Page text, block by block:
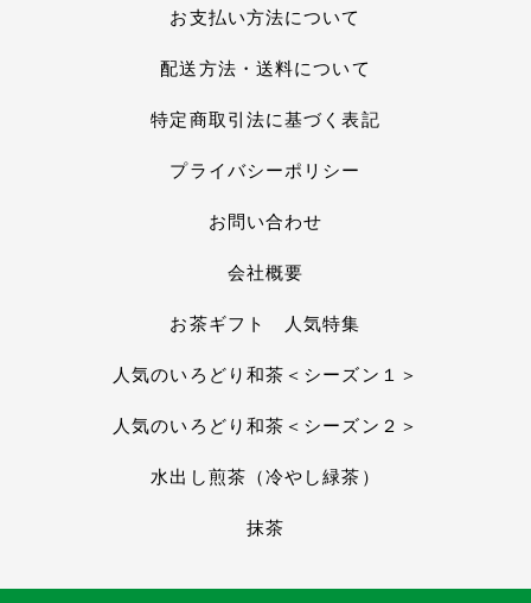
お支払い方法について
配送方法・送料について
特定商取引法に基づく表記
プライバシーポリシー
お問い合わせ
会社概要
お茶ギフト 人気特集
人気のいろどり和茶＜シーズン１＞
人気のいろどり和茶＜シーズン２＞
水出し煎茶（冷やし緑茶）
抹茶